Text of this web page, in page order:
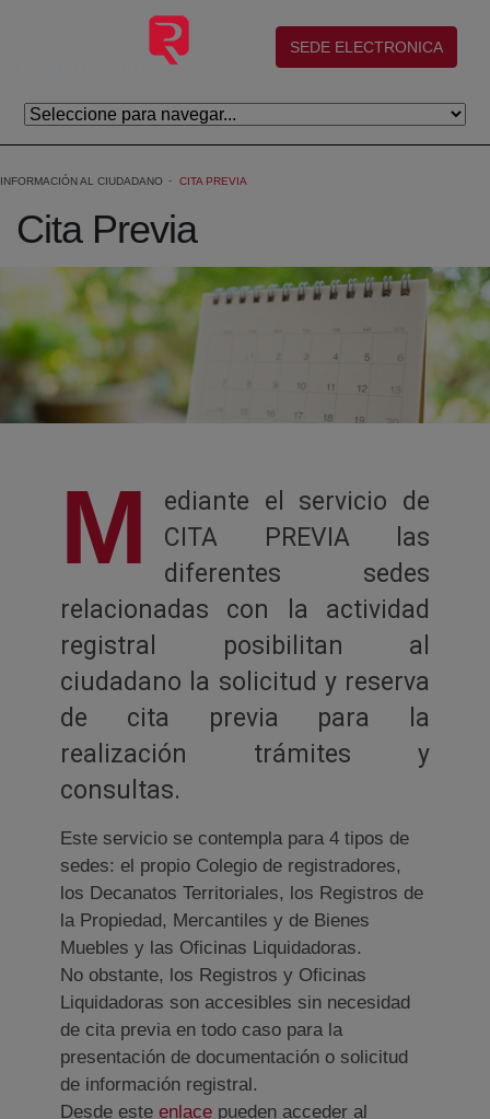
Saltar al contenido principal
(abre en nueva ventana)
SEDE ELECTRONICA
INFORMACIÓN AL CIUDADANO CITA PREVIA
Cita Previa
M
ediante el servicio de
CITA PREVIA las
diferentes sedes
relacionadas con la actividad
registral posibilitan al
ciudadano la solicitud y reserva
de cita previa para la
realización trámites y
consultas.
Este servicio se contempla para 4 tipos de
sedes: el propio Colegio de registradores,
los Decanatos Territoriales, los Registros de
la Propiedad, Mercantiles y de Bienes
Muebles y las Oficinas Liquidadoras.
No obstante, los Registros y Oficinas
Liquidadoras son accesibles sin necesidad
de cita previa en todo caso para la
presentación de documentación o solicitud
de información registral.
Desde este enlace Ventana nueva
pueden acceder al